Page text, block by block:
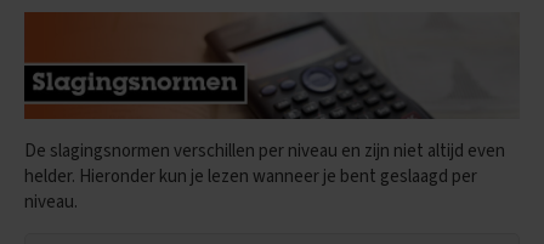
O
e
f
e
n
e
De slagingsnormen verschillen per niveau en zijn niet altijd even
helder. Hieronder kun je lezen wanneer je bent geslaagd per
niveau.